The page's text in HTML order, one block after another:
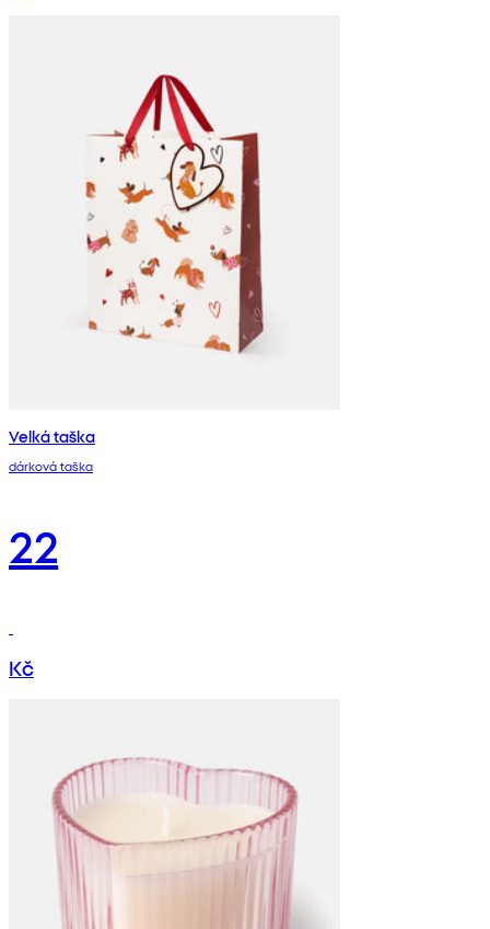
Velká taška
dárková taška
22
Kč